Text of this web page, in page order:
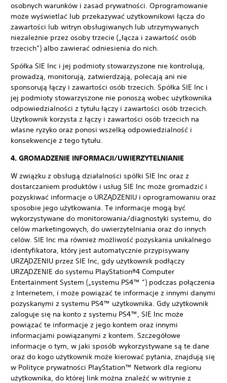
osobnych warunków i zasad prywatności. Oprogramowanie
może wyświetlać lub przekazywać użytkownikowi łącza do
zawartości lub witryn obsługiwanych lub utrzymywanych
niezależnie przez osoby trzecie („łącza i zawartość osób
trzecich”) albo zawierać odniesienia do nich.
Spółka SIE Inc i jej podmioty stowarzyszone nie kontrolują,
prowadzą, monitorują, zatwierdzają, polecają ani nie
sponsorują łączy i zawartości osób trzecich. Spółka SIE Inc i
jej podmioty stowarzyszone nie ponoszą wobec użytkownika
odpowiedzialności z tytułu łączy i zawartości osób trzecich.
Użytkownik korzysta z łączy i zawartości osób trzecich na
własne ryzyko oraz ponosi wszelką odpowiedzialność i
konsekwencje z tego tytułu.
4. GROMADZENIE INFORMACJI/UWIERZYTELNIANIE
W związku z obsługą działalności spółki SIE Inc oraz z
dostarczaniem produktów i usług SIE Inc może gromadzić i
pozyskiwać informacje o URZĄDZENIU i oprogramowaniu oraz
sposobie jego użytkowania. Te informacje mogą być
wykorzystywane do monitorowania/diagnostyki systemu, do
celów marketingowych, do uwierzytelniania oraz do innych
celów. SIE Inc ma również możliwość pozyskania unikalnego
identyfikatora, który jest automatycznie przypisywany
URZĄDZENIU przez SIE Inc, gdy użytkownik podłączy
URZĄDZENIE do systemu PlayStation®4 Computer
Entertainment System („systemu PS4™ ”) podczas połączenia
z Internetem, i może powiązać te informacje z innymi danymi
pozyskanymi z systemu PS4™ użytkownika. Gdy użytkownik
zaloguje się na konto z systemu PS4™, SIE Inc może
powiązać te informacje z jego kontem oraz innymi
informacjami powiązanymi z kontem. Szczegółowe
informacje o tym, w jaki sposób wykorzystywane są te dane
oraz do kogo użytkownik może kierować pytania, znajdują się
w Polityce prywatności PlayStation™ Network dla regionu
użytkownika, do której link można znaleźć w witrynie z